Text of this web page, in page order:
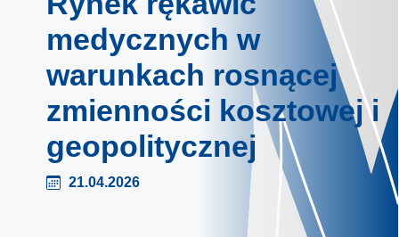
medycznych w
warunkach rosnącej
zmienności kosztowej i
geopolitycznej
21.04.2026